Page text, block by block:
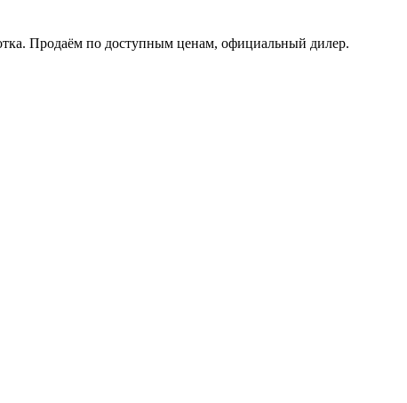
Продаём по доступным ценам, официальный дилер.